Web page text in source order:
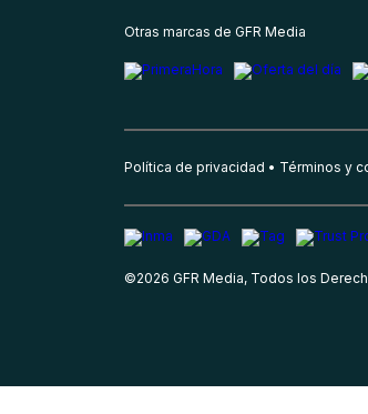
Otras marcas de GFR Media
Política de privacidad Términos y
©2026 GFR Media, Todos los